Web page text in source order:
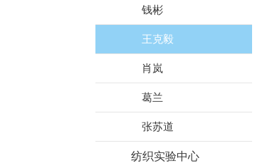
钱彬
王克毅
肖岚
葛兰
张苏道
纺织实验中心